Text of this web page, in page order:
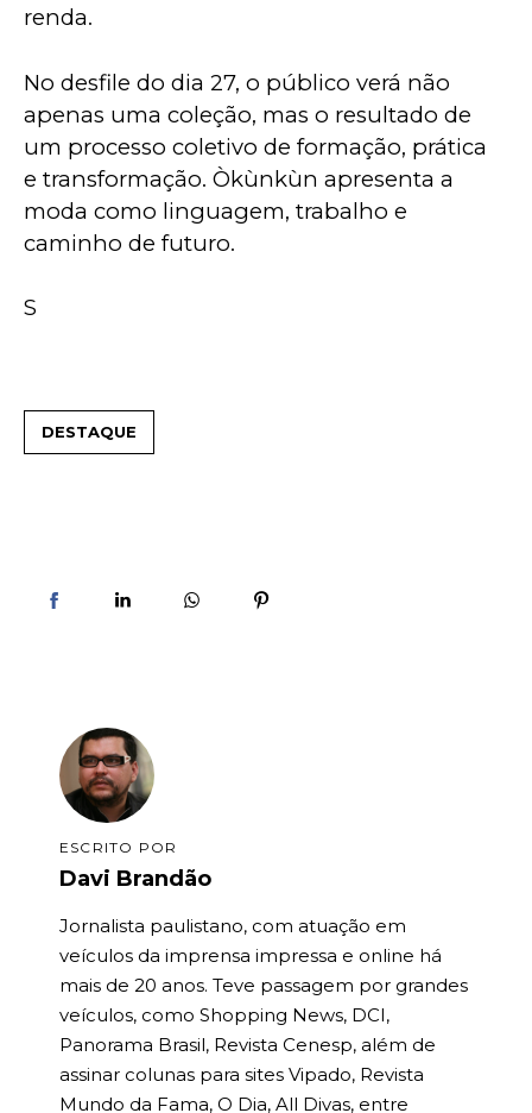
renda.
No desfile do dia 27, o público verá não
apenas uma coleção, mas o resultado de
um processo coletivo de formação, prática
e transformação. Òkùnkùn apresenta a
moda como linguagem, trabalho e
caminho de futuro.
S
DESTAQUE
ESCRITO POR
Davi Brandão
Jornalista paulistano, com atuação em
veículos da imprensa impressa e online há
mais de 20 anos. Teve passagem por grandes
veículos, como Shopping News, DCI,
Panorama Brasil, Revista Cenesp, além de
assinar colunas para sites Vipado, Revista
Mundo da Fama, O Dia, All Divas, entre